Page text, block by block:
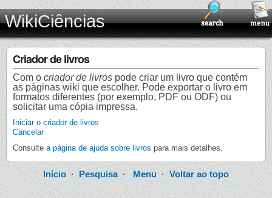
WikiCiências
Criador de livros
Com o criador de livros pode criar um livro que contém
as páginas wiki que escolher. Pode exportar o livro em
formatos diferentes (por exemplo, PDF ou ODF) ou
solicitar uma cópia impressa.
Iniciar o criador de livros
Cancelar
Consulte a página de ajuda sobre livros para mais detalhes.
Início· Pesquisa·Menu · Voltar ao topo